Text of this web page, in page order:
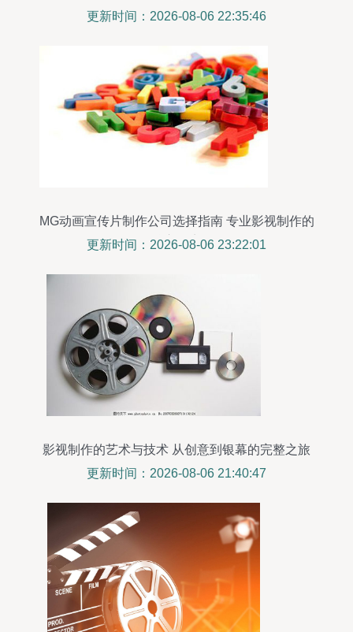
更新时间：2026-08-06 22:35:46
MG动画宣传片制作公司选择指南 专业影视制作的
核心要点
更新时间：2026-08-06 23:22:01
影视制作的艺术与技术 从创意到银幕的完整之旅
更新时间：2026-08-06 21:40:47